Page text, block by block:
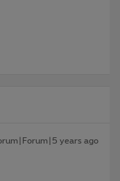
years ago